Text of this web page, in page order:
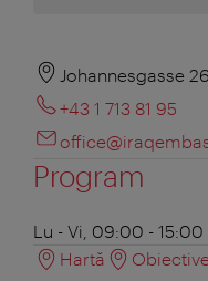
Johannesgasse
+43 1 713 81 95
Program
Lu - Vi, 09:00 - 15:00
Hartă